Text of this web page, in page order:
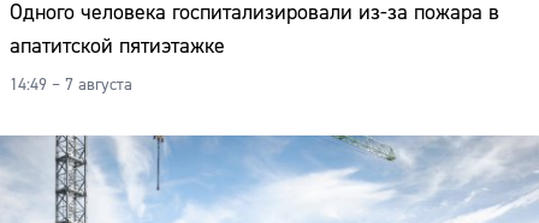
Одного человека госпитализировали из-за пожара в
апатитской пятиэтажке
14:49 – 7 августа